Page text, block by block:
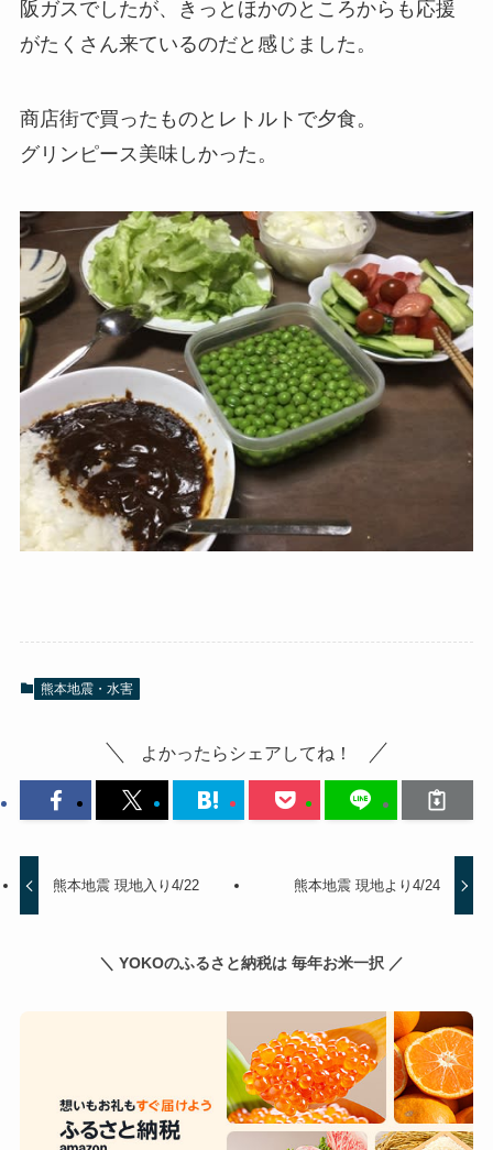
阪ガスでしたが、きっとほかのところからも応援
がたくさん来ているのだと感じました。
商店街で買ったものとレトルトで夕食。
グリンピース美味しかった。
熊本地震・水害
よかったらシェアしてね！
熊本地震 現地入り4/22 熊本地震 現地より4/24
＼ YOKOのふるさと納税は 毎年お米一択 ／